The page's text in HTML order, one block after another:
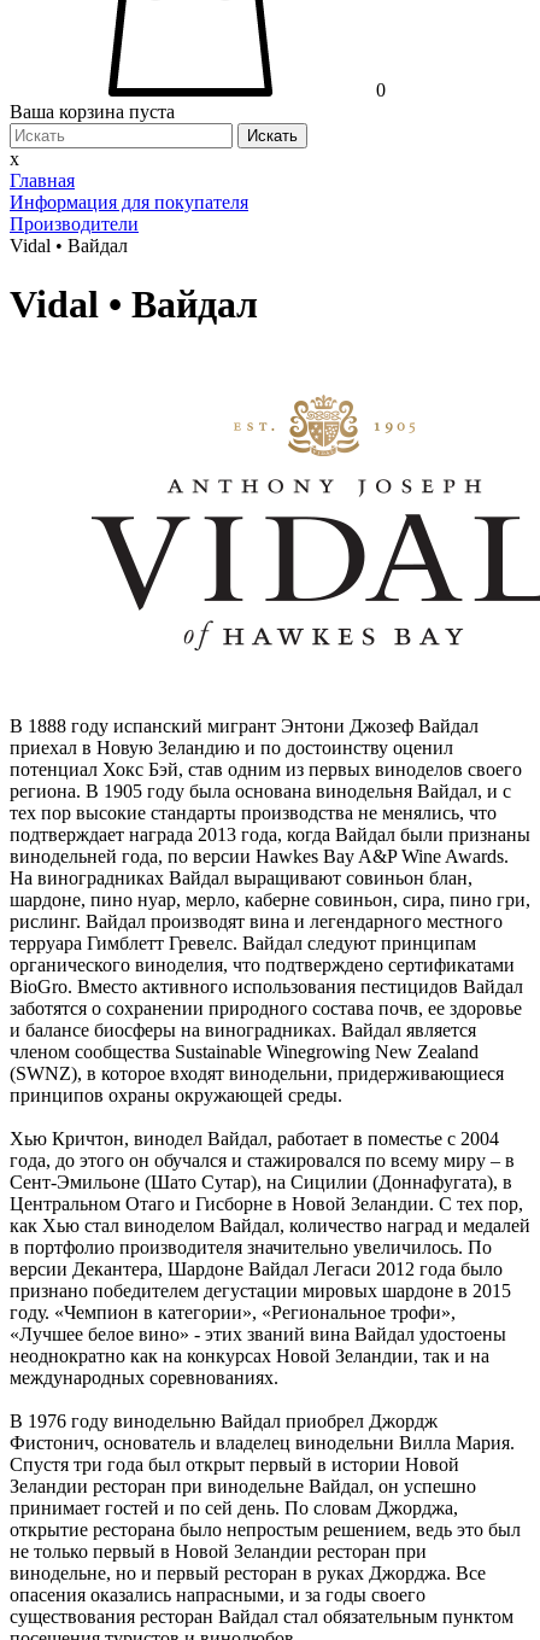
0
Ваша корзина пуста
Искать
x
Главная
Информация для покупателя
Производители
Vidal • Вайдал
Vidal • Вайдал
В 1888 году испанский мигрант Энтони Джозеф Вайдал
приехал в Новую Зеландию и по достоинству оценил
потенциал Хокс Бэй, став одним из первых виноделов своего
региона. В 1905 году была основана винодельня Вайдал, и с
тех пор высокие стандарты производства не менялись, что
подтверждает награда 2013 года, когда Вайдал были признаны
винодельней года, по версии Hawkes Bay A&P Wine Awards.
На виноградниках Вайдал выращивают совиньон блан,
шардоне, пино нуар, мерло, каберне совиньон, сира, пино гри,
рислинг. Вайдал производят вина и легендарного местного
терруара Гимблетт Гревелс. Вайдал следуют принципам
органического виноделия, что подтверждено сертификатами
BioGro. Вместо активного использования пестицидов Вайдал
заботятся о сохранении природного состава почв, ее здоровье
и балансе биосферы на виноградниках. Вайдал является
членом сообщества Sustainable Winegrowing New Zealand
(SWNZ), в которое входят винодельни, придерживающиеся
принципов охраны окружающей среды.
Хью Кричтон, винодел Вайдал, работает в поместье с 2004
года, до этого он обучался и стажировался по всему миру – в
Сент-Эмильоне (Шато Сутар), на Сицилии (Доннафугата), в
Центральном Отаго и Гисборне в Новой Зеландии. С тех пор,
как Хью стал виноделом Вайдал, количество наград и медалей
в портфолио производителя значительно увеличилось. По
версии Декантера, Шардоне Вайдал Легаси 2012 года было
признано победителем дегустации мировых шардоне в 2015
году. «Чемпион в категории», «Региональное трофи»,
«Лучшее белое вино» - этих званий вина Вайдал удостоены
неоднократно как на конкурсах Новой Зеландии, так и на
международных соревнованиях.
В 1976 году винодельню Вайдал приобрел Джордж
Фистонич, основатель и владелец винодельни Вилла Мария.
Спустя три года был открыт первый в истории Новой
Зеландии ресторан при винодельне Вайдал, он успешно
принимает гостей и по сей день. По словам Джорджа,
открытие ресторана было непростым решением, ведь это был
не только первый в Новой Зеландии ресторан при
винодельне, но и первый ресторан в руках Джорджа. Все
опасения оказались напрасными, и за годы своего
существования ресторан Вайдал стал обязательным пунктом